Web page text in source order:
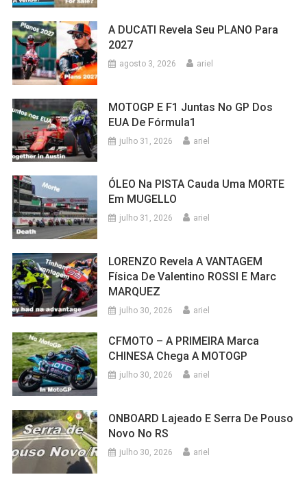
A DUCATI Revela Seu PLANO Para
2027
agosto 3, 2026 ariel
MOTOGP E F1 Juntas No GP Dos
EUA De Fórmula1
julho 31, 2026 ariel
ÓLEO Na PISTA Cauda Uma MORTE
Em MUGELLO
julho 31, 2026 ariel
LORENZO Revela A VANTAGEM
Física De Valentino ROSSI E Marc
MARQUEZ
julho 30, 2026 ariel
CFMOTO – A PRIMEIRA Marca
CHINESA Chega A MOTOGP
julho 30, 2026 ariel
ONBOARD Lajeado E Serra De Pouso
Novo No RS
julho 30, 2026 ariel